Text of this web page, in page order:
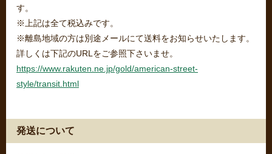
す。
※上記は全て税込みです。
※離島地域の方は別途メールにて送料をお知らせいたします。
詳しくは下記のURLをご参照下さいませ。
https://www.rakuten.ne.jp/gold/american-street-
style/transit.html
発送について